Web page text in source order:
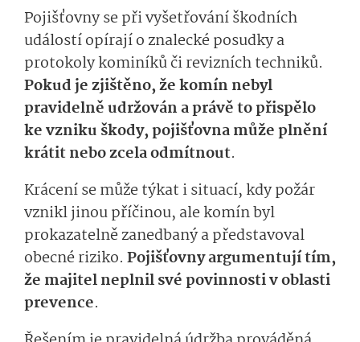
Pojišťovny se při vyšetřování škodních
událostí opírají o znalecké posudky a
protokoly kominíků či revizních techniků.
Pokud je zjištěno, že komín nebyl
pravidelně udržován a právě to přispělo
ke vzniku škody, pojišťovna může plnění
krátit nebo zcela odmítnout.
Krácení se může týkat i situací, kdy požár
vznikl jinou příčinou, ale komín byl
prokazatelně zanedbaný a představoval
obecné riziko. Pojišťovny argumentují tím,
že majitel neplnil své povinnosti v oblasti
prevence.